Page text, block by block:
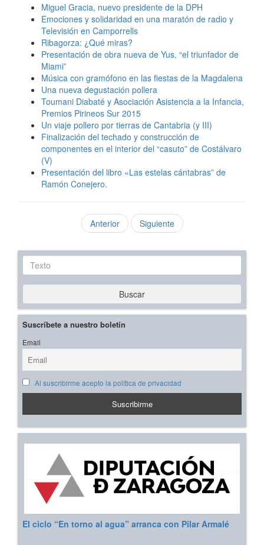
Miguel Gracia, nuevo presidente de la DPH
Emociones y solidaridad en una maratón de radio y
Televisión en Camporrells
Ribagorza: ¿Qué miras?
Presentación de obra nueva de Yus, “el triunfador de
Miami”
Música con gramófono en las fiestas de la Magdalena
Una nueva degustación pollera
Toumani Diabaté y Asociación Asistencia a la Infancia,
Premios Pirineos Sur 2015
Un viaje pollero por tierras de Cantabria (y III)
Finalización del techado y construcción de
componentes en el interior del “casuto” de Costálvaro
(V)
Presentación del libro «Las estelas cántabras” de
Ramón Conejero.
Anterior Siguiente
Texto
Buscar
Suscríbete a nuestro boletín
Email
Al suscribirme acepto la política de privacidad
El ciclo “En torno al agua” arranca con Pilar Armalé